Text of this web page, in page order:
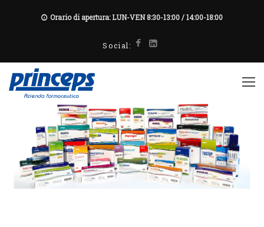
Orario di apertura: LUN-VEN 8:30-13:00 / 14:00-18:00
Social: